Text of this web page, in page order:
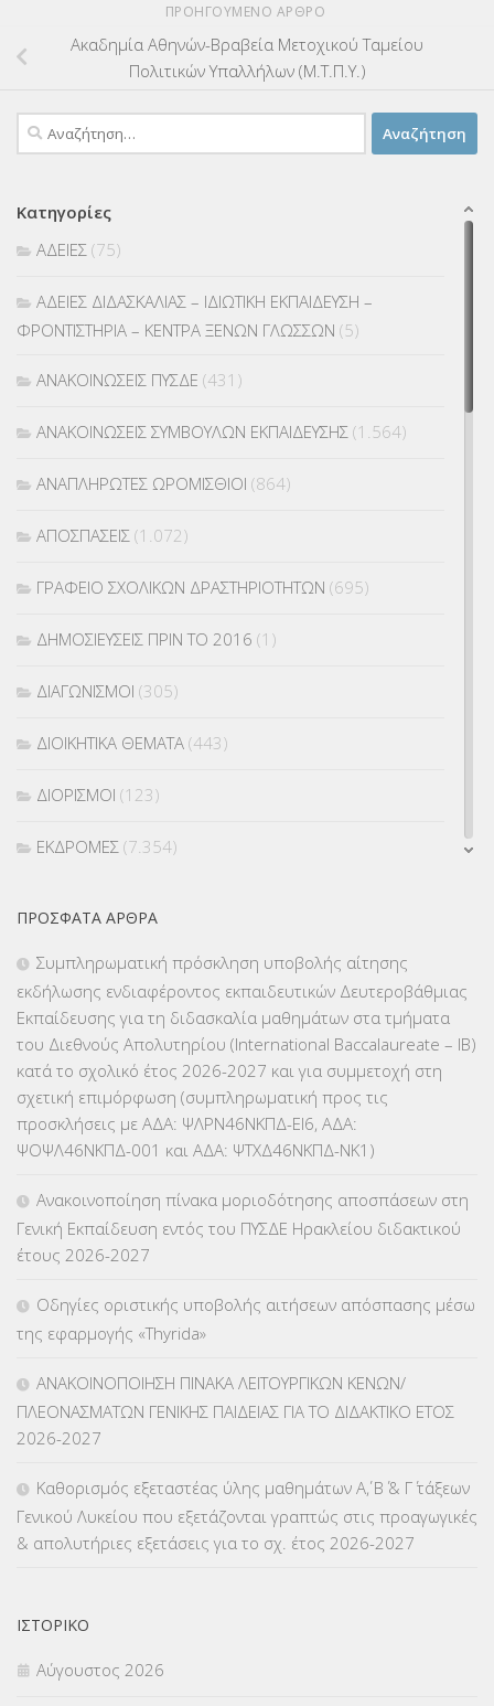
ΠΡΟΗΓΟΎΜΕΝΟ ΆΡΘΡΟ
Ακαδημία Αθηνών-Βραβεία Μετοχικού Ταμείου
Πολιτικών Υπαλλήλων (Μ.Τ.Π.Υ.)
Αναζήτηση
για:
Κατηγορίες
ΑΔΕΙΕΣ (75)
ΑΔΕΙΕΣ ΔΙΔΑΣΚΑΛΙΑΣ – ΙΔΙΩΤΙΚΗ ΕΚΠΑΙΔΕΥΣΗ –
ΦΡΟΝΤΙΣΤΗΡΙΑ – ΚΕΝΤΡΑ ΞΕΝΩΝ ΓΛΩΣΣΩΝ (5)
ΑΝΑΚΟΙΝΩΣΕΙΣ ΠΥΣΔΕ (431)
ΑΝΑΚΟΙΝΩΣΕΙΣ ΣΥΜΒΟΥΛΩΝ ΕΚΠΑΙΔΕΥΣΗΣ (1.564)
ΑΝΑΠΛΗΡΩΤΕΣ ΩΡΟΜΙΣΘΙΟΙ (864)
ΑΠΟΣΠΑΣΕΙΣ (1.072)
ΓΡΑΦΕΙΟ ΣΧΟΛΙΚΩΝ ΔΡΑΣΤΗΡΙΟΤΗΤΩΝ (695)
ΔΗΜΟΣΙΕΥΣΕΙΣ ΠΡΙΝ ΤΟ 2016 (1)
ΔΙΑΓΩΝΙΣΜΟΙ (305)
ΔΙΟΙΚΗΤΙΚΑ ΘΕΜΑΤΑ (443)
ΔΙΟΡΙΣΜΟΙ (123)
ΕΚΔΡΟΜΕΣ (7.354)
ΕΠΙΜΟΡΦΩΣΗ Τ.Π.Ε.(10)
ΕΥΡΩΠΑΪΚΑ ΠΡΟΓΡΑΜΜΑΤΑ(230)
ΚΕΣΥ (60)
ΚΕΣΥΠ(109)
ΚΠγ – ΚΡΑΤΙΚΟ ΠΙΣΤΟΠΟΙΗΤΙΚΟ ΓΛΩΣΣΟΜΑΘΕΙΑΣ(135)
ΚΠπ- ΚΡΑΤΙΚΟ ΠΙΣΤΟΠΟΙΗΤΙΚΟ ΠΛΗΡΟΦΟΡΙΚΗΣ
ΛΟΙΠΑ(309)
ΜΕΤΑΘΕΣΕΙΣ-ΤΟΠΟΘΕΤΗΣΕΙΣ ΒΕΛΤΙΩΣΕΙΣ(319)
ΜΕΤΑΦΟΡΑ ΜΑΘΗΤΩΝ(3)
ΟΙΚΟΝΟΜΙΚΑ ΘΕΜΑΤΑ
Π.Ε.Κ. ΗΡΑΚΛΕΙΟΥ
ΠΡΌΣΦΑΤΑ ΆΡΘΡΑ
Συμπληρωματική πρόσκληση υποβολής αίτησης
εκδήλωσης ενδιαφέροντος εκπαιδευτικών Δευτεροβάθμιας
Εκπαίδευσης για τη διδασκαλία μαθημάτων στα τμήματα
του Διεθνούς Απολυτηρίου (International Baccalaureate – IB)
κατά το σχολικό έτος 2026-2027 και για συμμετοχή στη
σχετική επιμόρφωση (συμπληρωματική προς τις
προσκλήσεις με ΑΔΑ: ΨΛΡΝ46ΝΚΠΔ-ΕΙ6, ΑΔΑ:
ΨΟΨΛ46ΝΚΠΔ-001 και ΑΔΑ: ΨΤΧΔ46ΝΚΠΔ-ΝΚ1)
Ανακοινοποίηση πίνακα μοριοδότησης αποσπάσεων στη
Γενική Εκπαίδευση εντός του ΠΥΣΔΕ Ηρακλείου διδακτικού
έτους 2026-2027
Οδηγίες οριστικής υποβολής αιτήσεων απόσπασης μέσω
της εφαρμογής «Thyrida»
ΑΝΑΚΟΙΝΟΠΟΙΗΣΗ ΠΙΝΑΚΑ ΛΕΙΤΟΥΡΓΙΚΩΝ ΚΕΝΩΝ/
ΠΛΕΟΝΑΣΜΑΤΩΝ ΓΕΝΙΚΗΣ ΠΑΙΔΕΙΑΣ ΓΙΑ ΤΟ ΔΙΔΑΚΤΙΚΟ ΕΤΟΣ
2026-2027
Καθορισμός εξεταστέας ύλης μαθημάτων Α΄, Β΄ & Γ΄ τάξεων
Γενικού Λυκείου που εξετάζονται γραπτώς στις προαγωγικές
& απολυτήριες εξετάσεις για το σχ. έτος 2026-2027
ΙΣΤΟΡΙΚΌ
Αύγουστος 2026